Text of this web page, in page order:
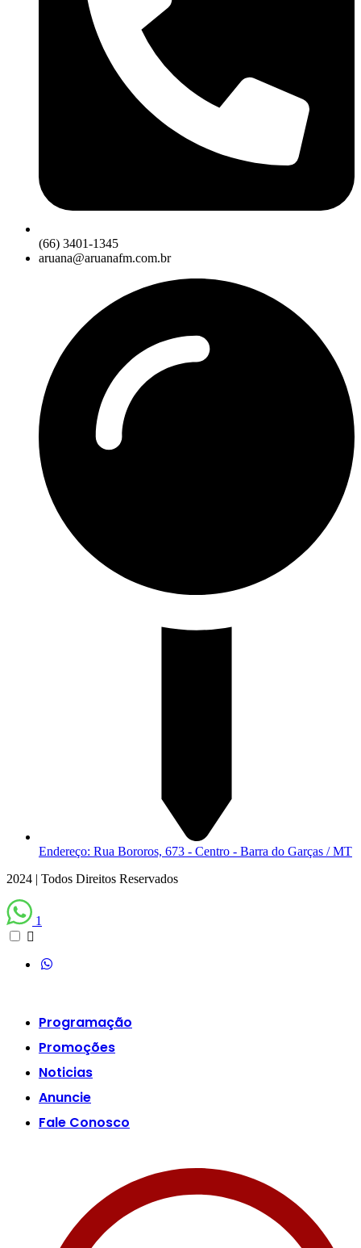
(66) 3401-1345
aruana@aruanafm.com.br
Endereço: Rua Bororos, 673 - Centro - Barra do Garças / MT
2024 | Todos Direitos Reservados
1
Programação
Promoções
Noticias
Anuncie
Fale Conosco